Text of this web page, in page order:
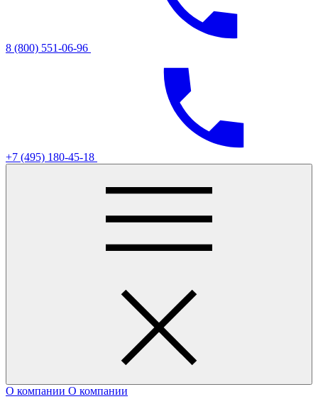
8 (800) 551-06-96
+7 (495) 180-45-18
О компании О компании